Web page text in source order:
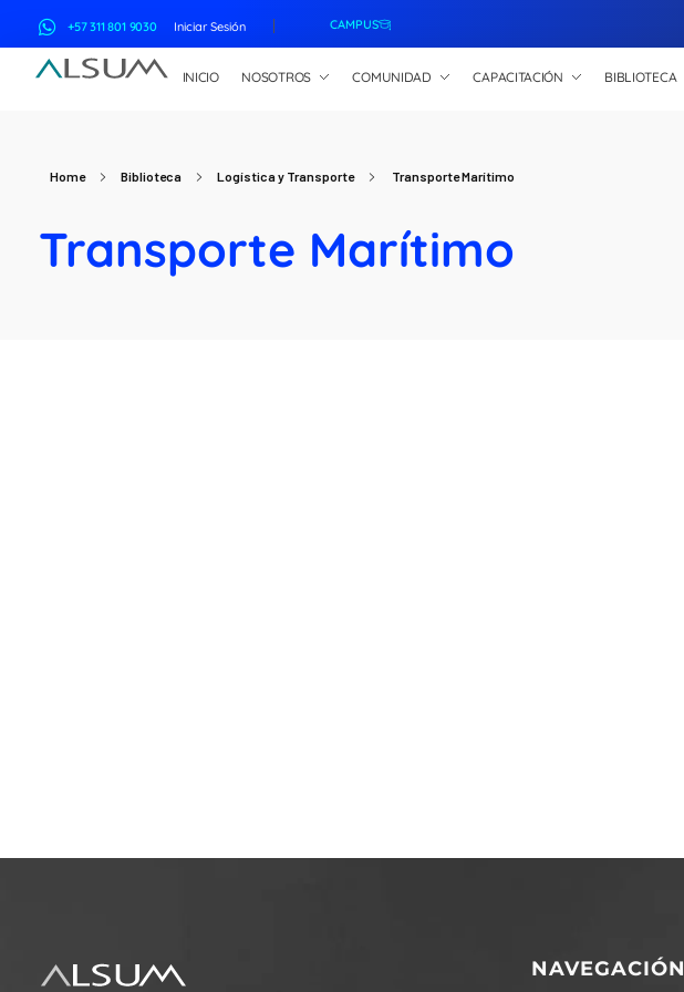
+57 311 801 9030 Iniciar Sesión CAMPUS
INICIO NOSOTROS COMUNIDAD CAPACITACIÓN BIBLIOTECA
Home Biblioteca Logística y Transporte Transporte Marítimo
Transporte Marítimo
NAVEGACIÓN